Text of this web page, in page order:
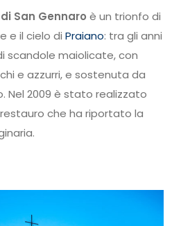
San Gennaro è un trionfo di
e il cielo di Praiano: tra gli anni
scandole maiolicate, con
e azzurri, e sostenuta da
Nel 2009 è stato realizzato
che ha riportato la